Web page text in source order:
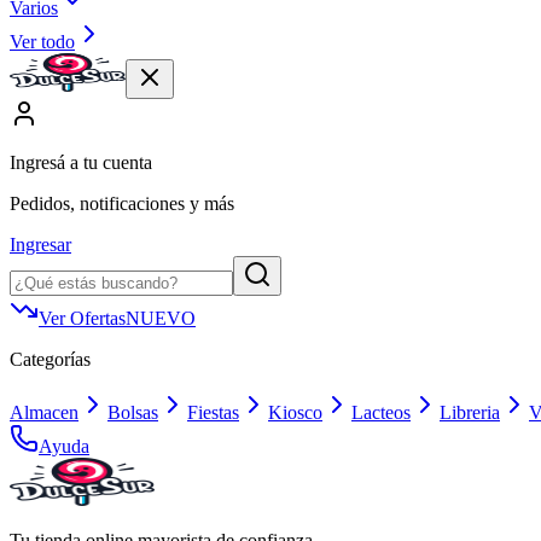
Varios
Ver todo
Ingresá a tu cuenta
Pedidos, notificaciones y más
Ingresar
Ver OfertasNUEVO
Categorías
Almacen Bolsas Fiestas Kiosco Lacteos Libreria
Ayuda